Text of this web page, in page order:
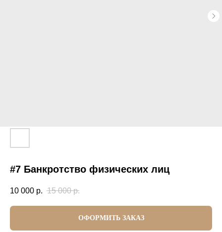
#7 Банкротство физических лиц
10 000 р. 15 000 р.
ОФОРМИТЬ ЗАКАЗ